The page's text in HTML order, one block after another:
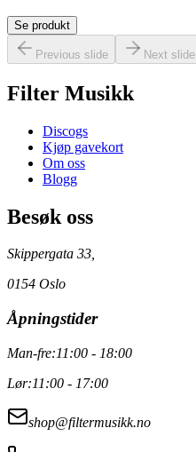
Se produkt
Previous slide Next slide
Filter Musikk
Discogs
Kjøp gavekort
Om oss
Blogg
Besøk oss
Skippergata 33,
0154 Oslo
Åpningstider
Man-fre:11:00 - 18:00
Lør:11:00 - 17:00
shop@filtermusikk.no